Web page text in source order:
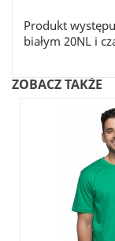
Produkt
białym 20NL i
ZOBACZ TAKŻE